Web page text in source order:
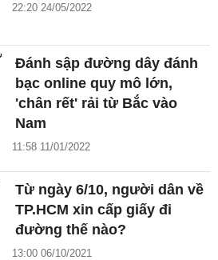
22:20 24/05/2022
Đánh sập đường dây đánh
bạc online quy mô lớn,
'chân rết' rải từ Bắc vào
Nam
11:58 11/01/2022
Từ ngày 6/10, người dân về
TP.HCM xin cấp giấy đi
đường thế nào?
13:00 06/10/2021